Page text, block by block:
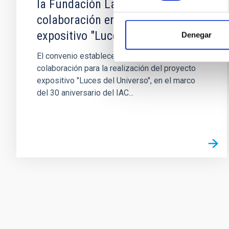
Denegar
la Fundación La Caixa para la
colaboración en el proyecto
expositivo "Luces del Universo"
El convenio establece las condiciones de
colaboración para la realización del proyecto
expositivo "Luces del Universo", en el marco
del 30 aniversario del IAC...